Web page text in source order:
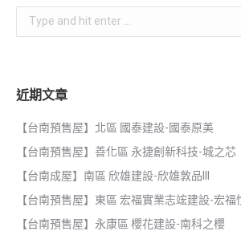
Search:
近期文章
【台南預售屋】北區 國泰建設-國泰原美
【台南預售屋】善化區 永捷創新科技-城之芯
【台南成屋】南區 欣雄建設-欣雄敦品III
【台南預售屋】東區 宏福實業志竤建設-宏福
【台南預售屋】永康區 櫻花建設-南科之櫻